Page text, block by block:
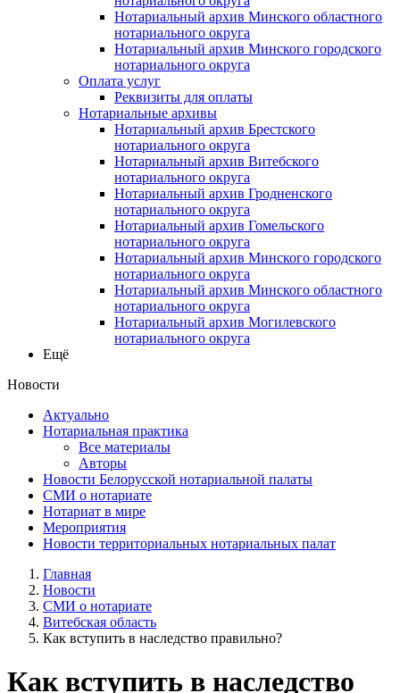
Нотариальный архив Минского областного
нотариального округа
Нотариальный архив Минского городского
нотариального округа
Оплата услуг
Реквизиты для оплаты
Нотариальные архивы
Нотариальный архив Брестского
нотариального округа
Нотариальный архив Витебского
нотариального округа
Нотариальный архив Гродненского
нотариального округа
Нотариальный архив Гомельского
нотариального округа
Нотариальный архив Минского городского
нотариального округа
Нотариальный архив Минского областного
нотариального округа
Нотариальный архив Могилевского
нотариального округа
Ещё
Новости
Актуально
Нотариальная практика
Все материалы
Авторы
Новости Белорусской нотариальной палаты
СМИ о нотариате
Нотариат в мире
Мероприятия
Новости территориальных нотариальных палат
Главная
Новости
СМИ о нотариате
Витебская область
Как вступить в наследство правильно?
Как вступить в наследство